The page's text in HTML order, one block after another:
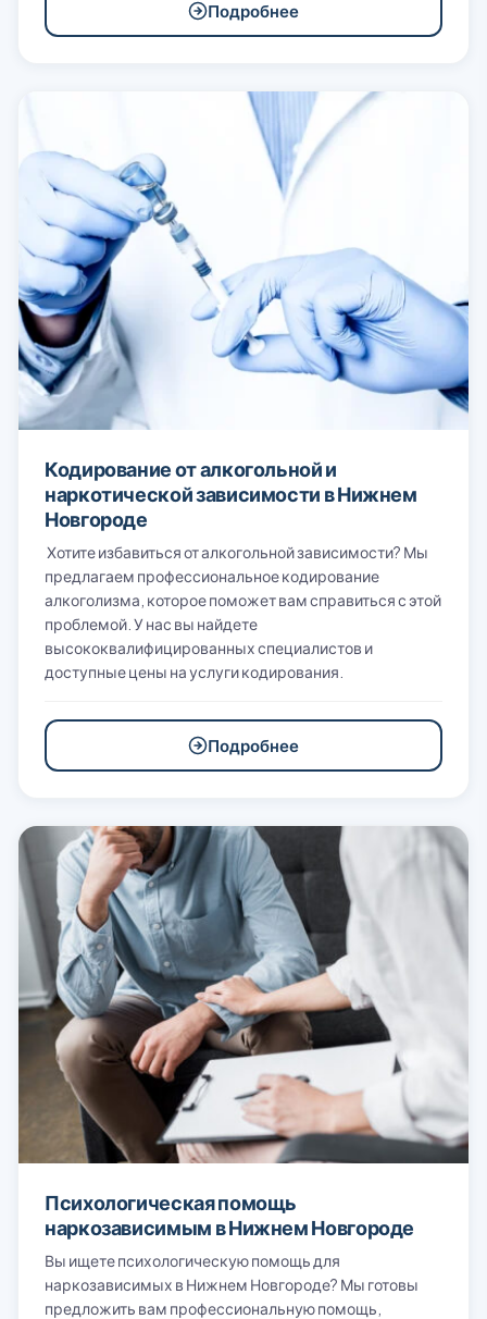
Подробнее
Кодирование от алкогольной и
наркотической зависимости в Нижнем
Новгороде
Хотите избавиться от алкогольной зависимости? Мы
предлагаем профессиональное кодирование
алкоголизма, которое поможет вам справиться с этой
проблемой. У нас вы найдете
высококвалифицированных специалистов и
доступные цены на услуги кодирования.
Подробнее
Психологическая помощь
наркозависимым в Нижнем Новгороде
Вы ищете психологическую помощь для
наркозависимых в Нижнем Новгороде? Мы готовы
предложить вам профессиональную помощь,